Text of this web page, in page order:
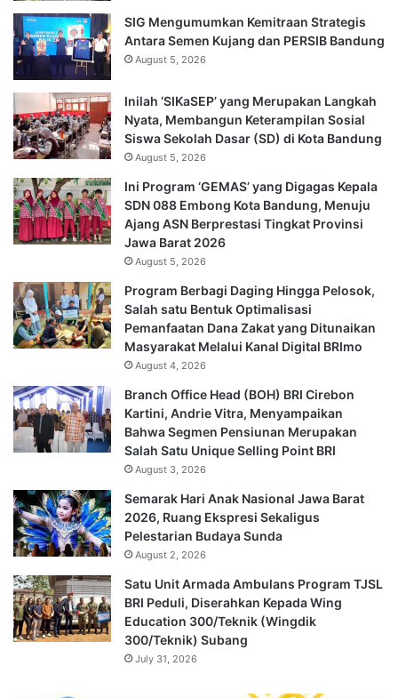
SIG Mengumumkan Kemitraan Strategis
Antara Semen Kujang dan PERSIB Bandung
August 5, 2026
Inilah ‘SIKaSEP’ yang Merupakan Langkah
Nyata, Membangun Keterampilan Sosial
Siswa Sekolah Dasar (SD) di Kota Bandung
August 5, 2026
Ini Program ‘GEMAS’ yang Digagas Kepala
SDN 088 Embong Kota Bandung, Menuju
Ajang ASN Berprestasi Tingkat Provinsi
Jawa Barat 2026
August 5, 2026
Program Berbagi Daging Hingga Pelosok,
Salah satu Bentuk Optimalisasi
Pemanfaatan Dana Zakat yang Ditunaikan
Masyarakat Melalui Kanal Digital BRImo
August 4, 2026
Branch Office Head (BOH) BRI Cirebon
Kartini, Andrie Vitra, Menyampaikan
Bahwa Segmen Pensiunan Merupakan
Salah Satu Unique Selling Point BRI
August 3, 2026
Semarak Hari Anak Nasional Jawa Barat
2026, Ruang Ekspresi Sekaligus
Pelestarian Budaya Sunda
August 2, 2026
Satu Unit Armada Ambulans Program TJSL
BRI Peduli, Diserahkan Kepada Wing
Education 300/Teknik (Wingdik
300/Teknik) Subang
July 31, 2026